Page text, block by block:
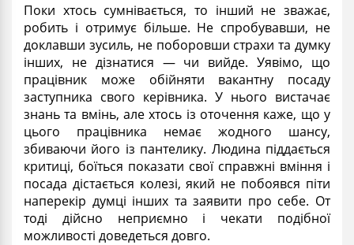
Поки хтось сумнівається, то інший не зважає,
робить і отримує більше. Не спробувавши, не
доклавши зусиль, не поборовши страхи та думку
інших, не дізнатися — чи вийде. Уявімо, що
працівник може обійняти вакантну посаду
заступника свого керівника. У нього вистачає
знань та вмінь, але хтось із оточення каже, що у
цього працівника немає жодного шансу,
збиваючи його із пантелику. Людина піддається
критиці, боїться показати свої справжні вміння і
посада дістається колезі, який не побоявся піти
наперекір думці інших та заявити про себе. От
тоді дійсно неприємно і чекати подібної
можливості доведеться довго.